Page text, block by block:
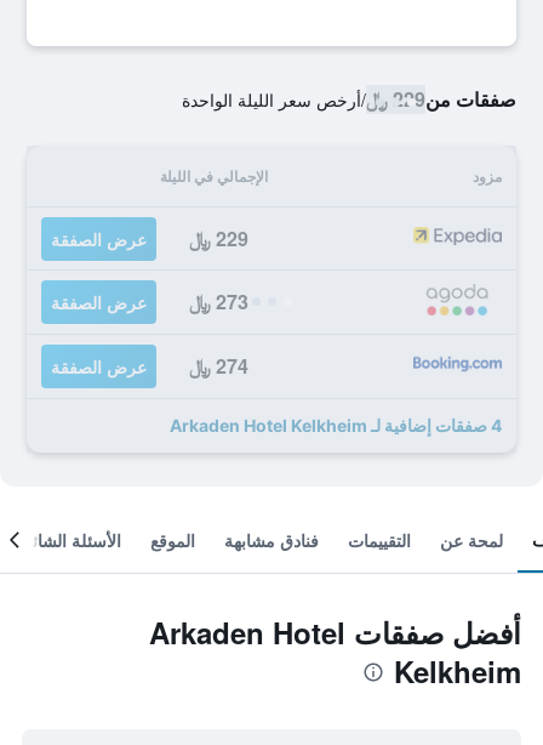
صفقات من229 ﷼ /أرخص سعر الليلة الواحدة
مزود الإجمالي في الليلة
229 ﷼ عرض الصفقة
273 ﷼ عرض الصفقة
274 ﷼ عرض الصفقة
4 صفقات إضافية لـ Arkaden Hotel Kelkheim
لمحة عن التقييمات فنادق مشابهة الموقع الأسئلة الشائعة
أفضل صفقات Arkaden Hotel
Kelkheim